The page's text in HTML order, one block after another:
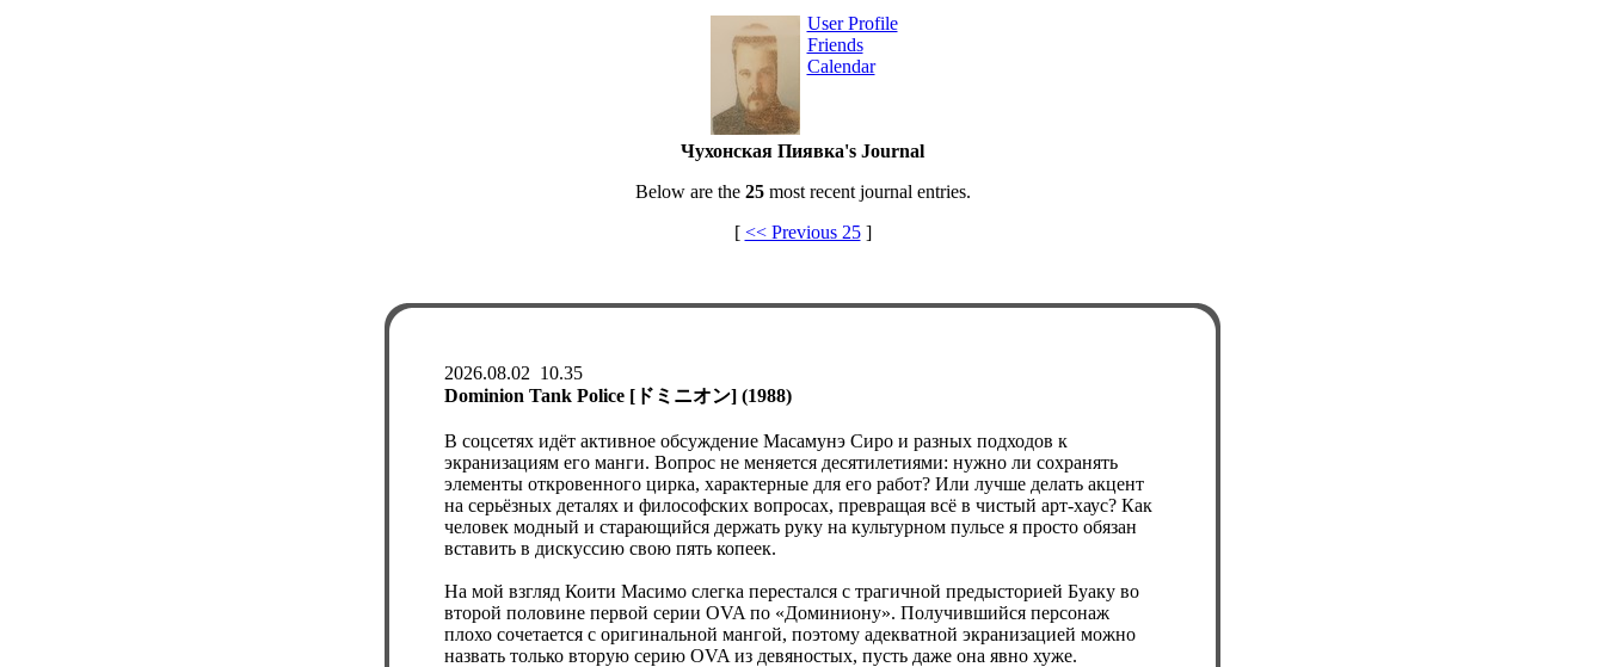
User Profile
Friends
Calendar
Чухонская Пиявка's Journal
Below are the 25most recent journal entries.
[ << Previous 25]
2026.08.02 10.35
Dominion Tank Police [ドミニオン] (1988)
В соцсетях идёт активное обсуждение Масамунэ Сиро и разных подходов к
экранизациям его манги. Вопрос не меняется десятилетиями: нужно ли сохранять
элементы откровенного цирка, характерные для его работ? Или лучше делать акцент
на серьёзных деталях и философских вопросах, превращая всё в чистый арт-хаус? Как
человек модный и старающийся держать руку на культурном пульсе я просто обязан
вставить в дискуссию свою пять копеек.
На мой взгляд Коити Масимо слегка перестался с трагичной предысторией Буаку во
второй половине первой серии OVA по «Доминиону». Получившийся персонаж
плохо сочетается с оригинальной мангой, поэтому адекватной экранизацией можно
назвать только вторую серию OVA из девяностых, пусть даже она явно хуже.